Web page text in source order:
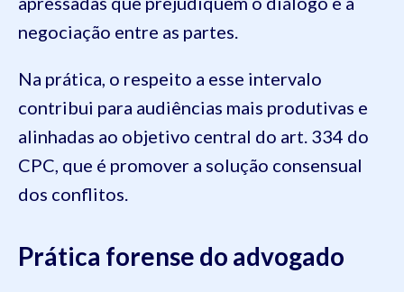
negociação entre as partes.
Na prática, o respeito a esse intervalo
contribui para audiências mais produtivas e
alinhadas ao objetivo central do art. 334 do
CPC, que é promover a solução consensual
dos conflitos.
Prática forense do advogado